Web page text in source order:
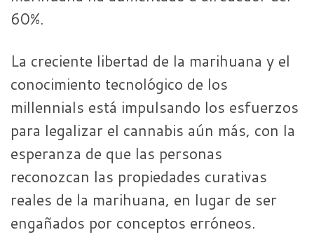
60%.
La creciente libertad de la marihuana y el
conocimiento tecnológico de los
millennials está impulsando los esfuerzos
para legalizar el cannabis aún más, con la
esperanza de que las personas
reconozcan las propiedades curativas
reales de la marihuana, en lugar de ser
engañados por conceptos erróneos.